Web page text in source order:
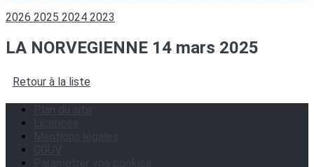
2026 2025 2024 2023
LA NORVEGIENNE 14 mars 2025
Retour à la liste